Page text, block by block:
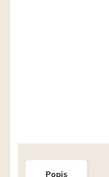
Popis